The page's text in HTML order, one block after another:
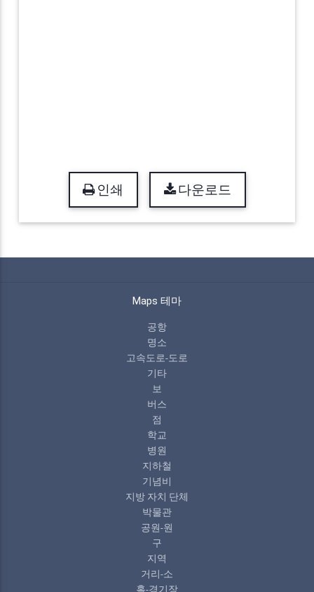
인쇄 다운로드
Maps 테마
공항
명소
고속도로-도로
기타
보
버스
점
학교
병원
지하철
기념비
지방 자치 단체
박물관
공원-원
구
지역
거리-소
홀-경기장